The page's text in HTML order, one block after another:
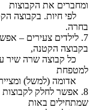
ומחברים את הקבוצות
לפי חיות. בקבוצה
בחרה.
7. לילדים צעירים –
בקבוצה הקטנה,
כל קבוצה שרה שיר
למטפחת
אדומה (למשל)
8. אפשר לחלק
שמתחילים באות